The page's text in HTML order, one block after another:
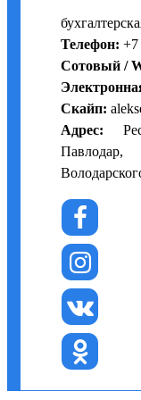
Телефон: +7
Сотовый /
Скайп:
Адрес: